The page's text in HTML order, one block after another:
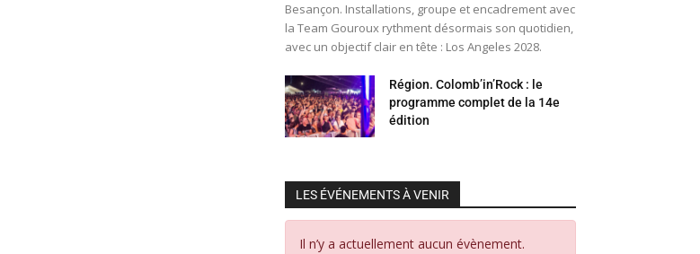
Besançon. Installations, groupe et encadrement avec
la Team Gouroux rythment désormais son quotidien,
avec un objectif clair en tête : Los Angeles 2028.
Région. Colomb’in’Rock : le
programme complet de la 14e
édition
LES ÉVÉNEMENTS À VENIR
Il n’y a actuellement aucun évènement.